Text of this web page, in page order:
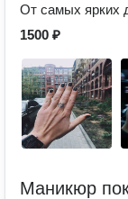
От самых ярких
1500 ₽
Маникюр